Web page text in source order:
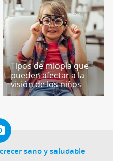
Tipos de miopía que
pueden afectar a la
visión de los niños
sano y saludable